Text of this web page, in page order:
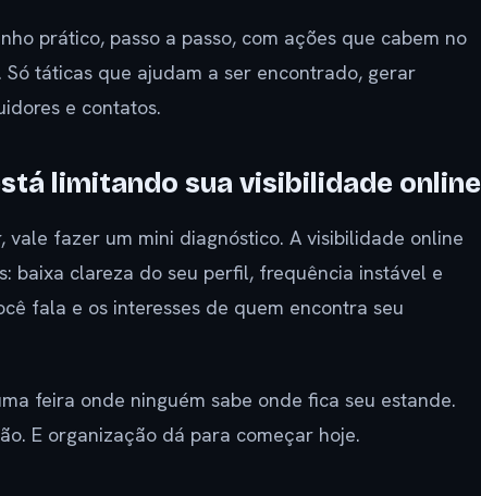
prático, passo a passo, com ações que cabem no
táticas que ajudam a ser encontrado, gerar
e contatos.
limitando sua visibilidade online
fazer um mini diagnóstico. A visibilidade online
baixa clareza do seu perfil, frequência instável e
fala e os interesses de quem encontra seu
feira onde ninguém sabe onde fica seu estande.
E organização dá para começar hoje.